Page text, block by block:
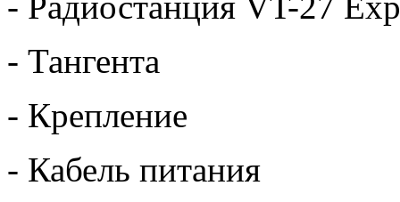
- Тангента
- Крепление
- Кабель питания